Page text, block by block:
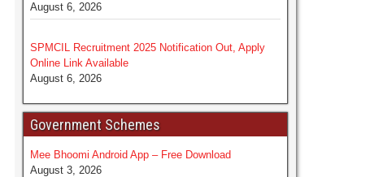
August 6, 2026
SPMCIL Recruitment 2025 Notification Out, Apply
Online Link Available
August 6, 2026
Government Schemes
Mee Bhoomi Android App – Free Download
August 3, 2026